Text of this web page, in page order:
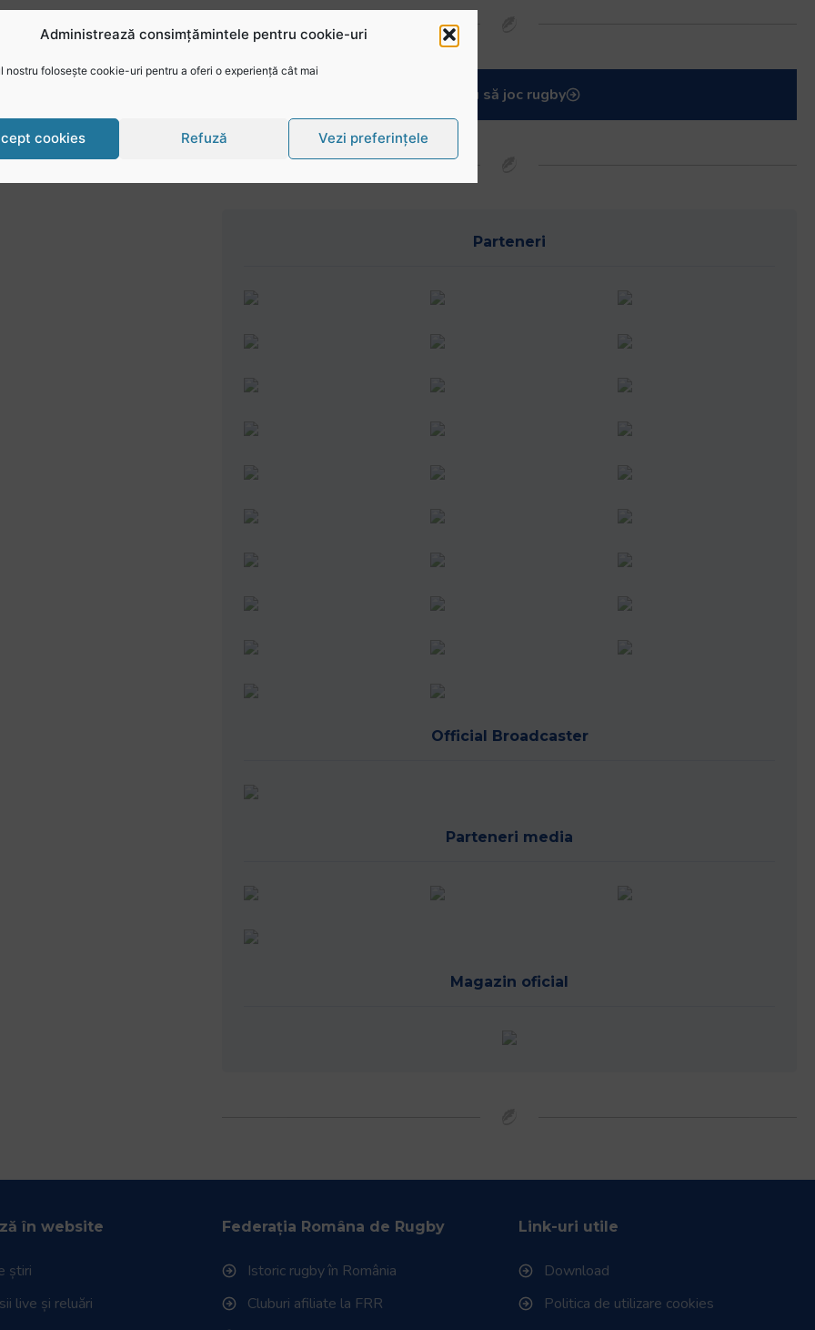
Administrează consimțămintele pentru cookie-uri
nostru folosește cookie-uri pentru a oferi o experiență cât mai
cookies Refuză Vezi preferințele
Vreau să joc rugby
Parteneri
Official Broadcaster
Parteneri media
Magazin oficial
în website
știri
live și reluări
Federația Româna de Rugby
Istoric rugby în România
Cluburi afiliate la FRR
Link-uri utile
Download
Politica de utilizare cookies